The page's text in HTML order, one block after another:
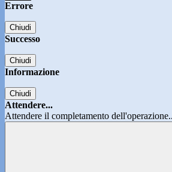
Errore
Chiudi
Successo
Chiudi
Informazione
Chiudi
Attendere...
Attendere il completamento